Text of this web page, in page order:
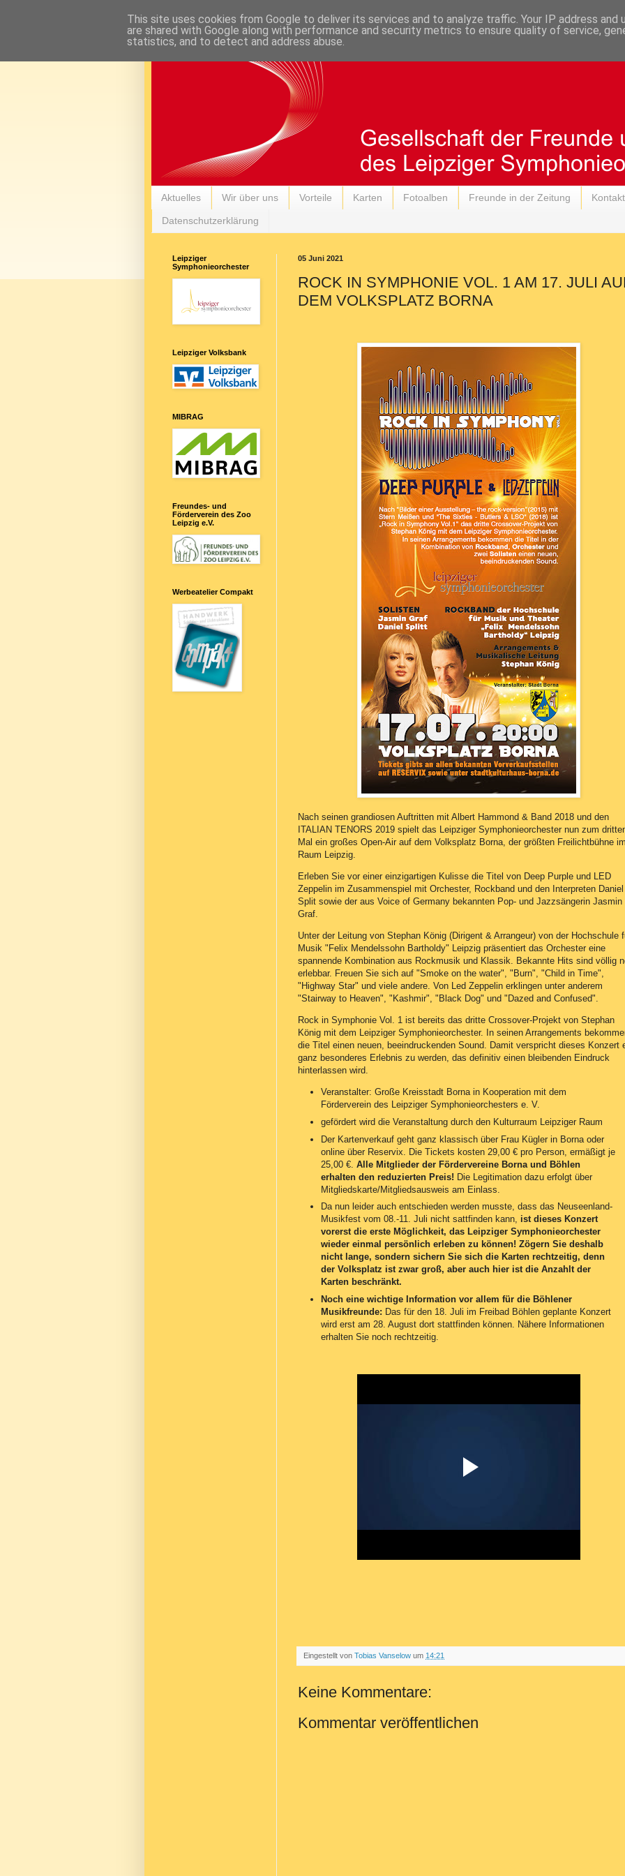
Aktuelles Wir über uns Vorteile Karten Fotoalben Freunde in der Zeitung
Datenschutzerklärung
05 Juni 2021
ROCK IN SYMPHONIE VOL. 1 AM 17. JULI
DEM VOLKSPLATZ BORNA
Nach seinen grandiosen Auftritten mit Albert Hammond & Band 2018 und den
ITALIAN TENORS 2019 spielt das Leipziger Symphonieorchester nun zum
Mal ein großes Open-Air auf dem Volksplatz Borna, der größten Freilichtbühne im
Raum Leipzig.
Erleben Sie vor einer einzigartigen Kulisse die Titel von Deep Purple und LED
Zeppelin im Zusammenspiel mit Orchester, Rockband und den Interpreten Daniel
Split sowie der aus Voice of Germany bekannten Pop- und Jazzsängerin Jasmin
Graf.
Unter der Leitung von Stephan König (Dirigent & Arrangeur) von der Hochschule
Musik "Felix Mendelssohn Bartholdy" Leipzig präsentiert das Orchester eine
spannende Kombination aus Rockmusik und Klassik. Bekannte Hits sind völlig
erlebbar. Freuen Sie sich auf "Smoke on the water", "Burn", "Child in Time",
"Highway Star" und viele andere. Von Led Zeppelin erklingen unter anderem
"Stairway to Heaven", "Kashmir", "Black Dog" und "Dazed and Confused".
Rock in Symphonie Vol. 1 ist bereits das dritte Crossover-Projekt von Stephan
König mit dem Leipziger Symphonieorchester. In seinen Arrangements
die Titel einen neuen, beeindruckenden Sound. Damit verspricht dieses Konzert
ganz besonderes Erlebnis zu werden, das definitiv einen bleibenden Eindruck
hinterlassen wird.
Veranstalter: Große Kreisstadt Borna in Kooperation mit dem
Förderverein des Leipziger Symphonieorchesters e. V.
gefördert wird die Veranstaltung durch den Kulturraum Leipziger Raum
Der Kartenverkauf geht ganz klassisch über Frau Kügler in Borna oder
online über Reservix. Die Tickets kosten 29,00 € pro Person, ermäßigt je
25,00 €. Alle Mitglieder der Fördervereine Borna und Böhlen
erhalten den reduzierten Preis! Die Legitimation dazu erfolgt über
Mitgliedskarte/Mitgliedsausweis am Einlass.
Da nun leider auch entschieden werden musste, dass das Neuseenland-
Musikfest vom 08.-11. Juli nicht sattfinden kann, ist dieses Konzert
vorerst die erste Möglichkeit, das Leipziger Symphonieorchester
wieder einmal persönlich erleben zu können! Zögern Sie deshalb
nicht lange, sondern sichern Sie sich die Karten rechtzeitig, denn
der Volksplatz ist zwar groß, aber auch hier ist die Anzahlt der
Karten beschränkt.
Noch eine wichtige Information vor allem für die Böhlener
Musikfreunde: Das für den 18. Juli im Freibad Böhlen geplante Konzert
wird erst am 28. August dort stattfinden können. Nähere Informationen
erhalten Sie noch rechtzeitig.
Eingestellt von Tobias Vanselow um 14:21
Keine Kommentare:
Kommentar veröffentlichen
Leipziger
Symphonieorchester
Leipziger Volksbank
MIBRAG
Freundes- und
Förderverein des Zoo
Leipzig e.V.
Werbeatelier Compakt
This site uses cookies from Google to deliver its services and to analyze traffic. Your IP address and
are shared with Google along with performance and security metrics to ensure quality of service,
statistics, and to detect and address abuse.